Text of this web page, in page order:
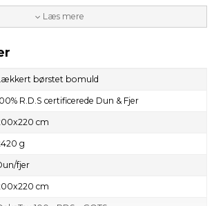
til mange årig brug.
BCI bomuld
cm)
cm)
cm)
Læs mere
børstet bomuld
R.D.S certificerede Dun & Fjer
cm
g
fjer
cm